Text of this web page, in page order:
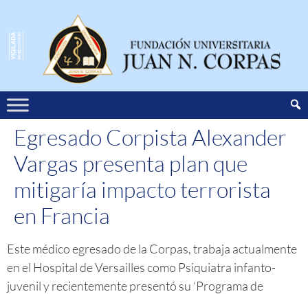
Egresado Corpista Alexander
Vargas presenta plan que
mitigaría impacto terrorista
en Francia
Este médico egresado de la Corpas, trabaja actualmente
en el Hospital de Versailles como Psiquiatra infanto-
juvenil y recientemente presentó su ‘Programa de